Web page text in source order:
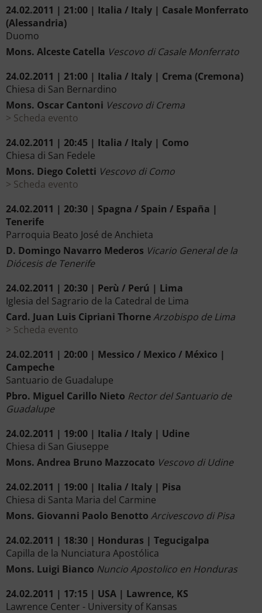
24.02.2011 | 21:00 | Italia / Italy | Casale Monferrato
(Alessandria)
Duomo
Mons. Alceste Catella Vescovo di Casale Monferrato
24.02.2011 | 21:00 | Italia / Italy | Crema (Cremona)
Chiesa di San Bernardino
Mons. Oscar Cantoni Vescovo di Crema
Scheda evento
24.02.2011 | 20:45 | Italia / Italy | Como
Chiesa di San Fedele
Mons. Diego Coletti Vescovo di Como
Scheda evento
24.02.2011 | 20:30 | Spagna / Spain / España |
Tenerife
Parroquia Beato José de Anchieta
D. Domingo Navarro Mederos Vicario General de la
Diócesis de Tenerife
24.02.2011 | 20:30 | Perù / Perú | Lima
Iglesia del Sagrario de la Catedral de Lima
Card. Juan Luis Cipriani ThorneArzobispo de Lima
Scheda evento
24.02.2011 | 20:00 | Messico / Mexico / México |
Campeche
Santuario de Guadalupe
Pbro. Miguel Carillo Nieto Rector del Santuario de
Guadalupe
24.02.2011 | 19:00 | Italia / Italy | Udine
Chiesa di San Giuseppe
Mons. Andrea Bruno Mazzocato Vescovo di Udine
24.02.2011 | 19:00 | Italia / Italy | Pisa
Chiesa di Santa Maria del Carmine
Mons. Giovanni Paolo Benotto Arcivescovo di Pisa
24.02.2011 | 18:30 | Honduras | Tegucigalpa
Capilla de la Nunciatura Apostólica
Mons. Luigi Bianco Nuncio Apostolico en Honduras
24.02.2011 | 17:15 | USA | Lawrence, KS
Lawrence Center - University of Kansas